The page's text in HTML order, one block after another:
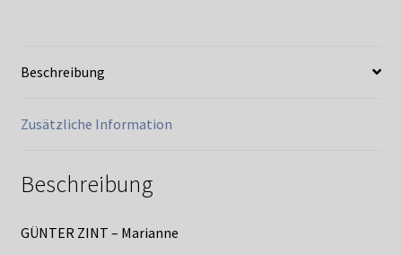
Beschreibung
Zusätzliche Information
Beschreibung
GÜNTER ZINT – Marianne